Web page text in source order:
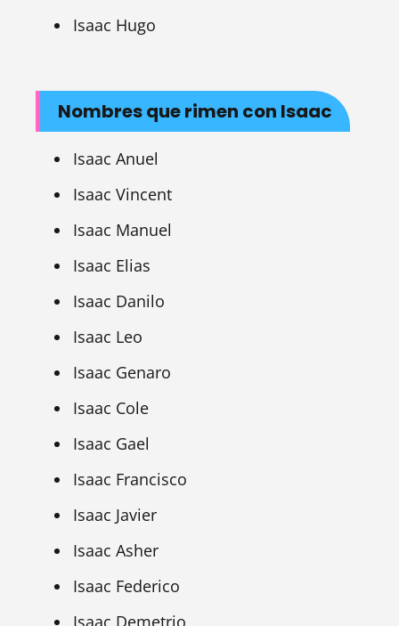
Isaac Hugo
Nombres que rimen con Isaac
Isaac Anuel
Isaac Vincent
Isaac Manuel
Isaac Elias
Isaac Danilo
Isaac Leo
Isaac Genaro
Isaac Cole
Isaac Gael
Isaac Francisco
Isaac Javier
Isaac Asher
Isaac Federico
Isaac Demetrio